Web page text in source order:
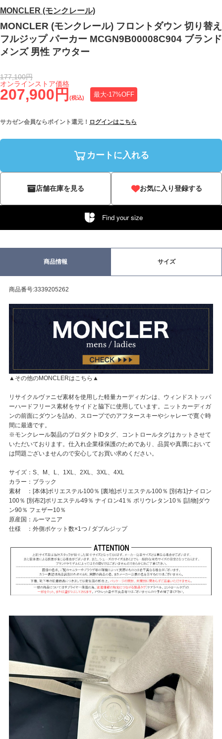
MONCLER (モンクレール)
MONCLER (モンクレール) フロントダウン 切り替え
フルジップ パーカー MCGN9B00008C904 ブランド
メンズ 男性 アウター
207,900円 (税込) 最大-17%OFF
オンラインストア価格
177,100円
サカゼン会員ならポイント還元！ ログインはこちら
カートに入れる
店舗在庫を見る お気に入り登録する
Find your size
商品情報 サイズ
商品番号:3339205262
▲その他のMONCLERはこちら▲
リサイクルヴァニゼ素材を使用した軽量カーディガンは、ウィンドストッパ
ーハードフリース素材をサイドと脇下に使用しています。ニットカーディガ
ンの前面にダウンを詰め、スロープでのアフタースキーやシャレーで寛ぐ時
間に最適です。
※モンクレール製品のプロダクトIDタグ、コントロールタグはカットさせて
いただいております。仕入れ企業様保護のためであり、品質や真贋において
は問題ございませんので安心してお買い求めください。
サイズ：S、M、L、1XL、2XL、3XL、4XL
カラー：ブラック
素材 ：[本体]ポリエステル100％ [裏地]ポリエステル100％ [別布1]ナイロン
100％ [別布2]ポリエステル49％ ナイロン41％ ポリウレタン10％ [詰物]ダウ
ン90％ フェザー10％
原産国：ルーマニア
仕様 ：外側ポケット数×1つ / ダブルジップ